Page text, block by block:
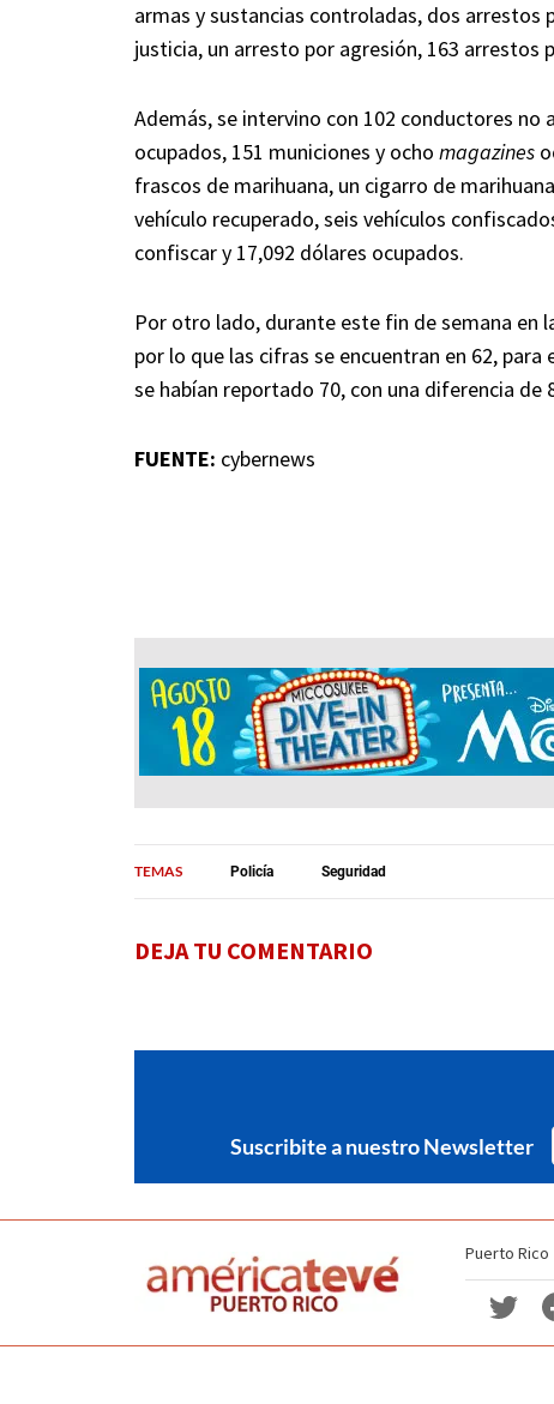
armas y sustancias controladas, dos arrestos
justicia, un arresto por agresión, 163 arrestos
Además, se intervino con 102 conductores
ocupados, 151 municiones y ocho magazines
frascos de marihuana, un cigarro de
vehículo recuperado, seis vehículos
confiscar y 17,092 dólares ocupados.
Por otro lado, durante este fin de semana en
por lo que las cifras se encuentran en 62,
se habían reportado 70, con una diferencia
FUENTE: cybernews
TEMAS Policía Seguridad
DEJA TU COMENTARIO
Suscribite a nuestro Newsletter
Puerto Rico